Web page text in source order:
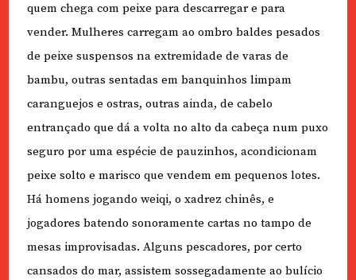
quem chega com peixe para descarregar e para
vender. Mulheres carregam ao ombro baldes pesados
de peixe suspensos na extremidade de varas de
bambu, outras sentadas em banquinhos limpam
caranguejos e ostras, outras ainda, de cabelo
entrançado que dá a volta no alto da cabeça num puxo
seguro por uma espécie de pauzinhos, acondicionam
peixe solto e marisco que vendem em pequenos lotes.
Há homens jogando weiqi, o xadrez chinês, e
jogadores batendo sonoramente cartas no tampo de
mesas improvisadas. Alguns pescadores, por certo
cansados do mar, assistem sossegadamente ao bulício